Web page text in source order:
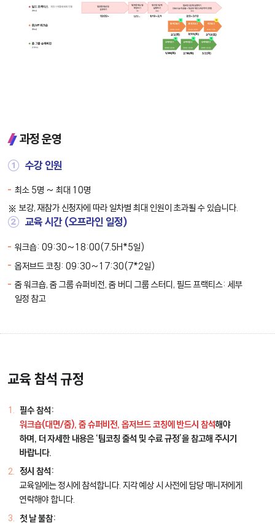
과정 운영
① 수강 인원
최소 5명 ~ 최대 10명
보강, 재참가 신청자에 따라 일차별 최대 인원이 초과될 수 있습니다.
② 교육 시간 (오프라인 일정)
워크숍: 09:30~18:00(7.5H*5일)
옵저브드 코칭: 09:30~17:30(7*2일)
줌 워크숍, 줌 그룹 슈퍼비전, 줌 버디 그룹 스터디, 필드 프랙티스: 세부
일정 참고
교육 참석 규정
필수 참석:
워크숍(대면/줌), 줌 슈퍼비전, 옵저브드 코칭에 반드시 참석해야
하며, 더 자세한 내용은 ‘팀코칭 출석 및 수료 규정’을 참고해 주시기
바랍니다.
정시 참석:
교육일에는 정시에 참석합니다. 지각 예상 시 사전에 담당 매니저에게
연락해야 합니다.
첫 날 불참: